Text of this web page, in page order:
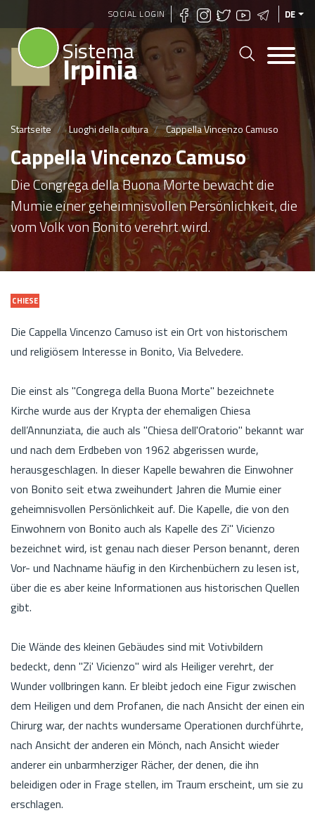
Direkt
zum
Inhalt
SOCIAL LOGIN DE
Sistema
Irpinia
Startseite Luoghi della cultura Cappella Vincenzo Camuso
Cappella Vincenzo Camuso
Die Congrega della Buona Morte bewacht die
Mumie einer geheimnisvollen Persönlichkeit, die
vom Volk von Bonito verehrt wird.
CHIESE
Die Cappella Vincenzo Camuso ist ein Ort von historischem
und religiösem Interesse in Bonito, Via Belvedere.
Die einst als "Congrega della Buona Morte" bezeichnete
Kirche wurde aus der Krypta der ehemaligen Chiesa
dell’Annunziata, die auch als "Chiesa dell'Oratorio" bekannt war
und nach dem Erdbeben von 1962 abgerissen wurde,
herausgeschlagen. In dieser Kapelle bewahren die Einwohner
von Bonito seit etwa zweihundert Jahren die Mumie einer
geheimnisvollen Persönlichkeit auf. Die Kapelle, die von den
Einwohnern von Bonito auch als Kapelle des Zi" Vicienzo
bezeichnet wird, ist genau nach dieser Person benannt, deren
Vor- und Nachname häufig in den Kirchenbüchern zu lesen ist,
über die es aber keine Informationen aus historischen Quellen
gibt.
Die Wände des kleinen Gebäudes sind mit Votivbildern
bedeckt, denn "Zi' Vicienzo" wird als Heiliger verehrt, der
Wunder vollbringen kann. Er bleibt jedoch eine Figur zwischen
dem Heiligen und dem Profanen, die nach Ansicht der einen ein
Chirurg war, der nachts wundersame Operationen durchführte,
nach Ansicht der anderen ein Mönch, nach Ansicht wieder
anderer ein unbarmherziger Rächer, der denen, die ihn
beleidigen oder in Frage stellen, im Traum erscheint, um sie zu
erschlagen.